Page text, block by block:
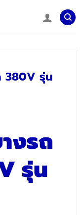
380V รุ่น
งรถ
รุ่น